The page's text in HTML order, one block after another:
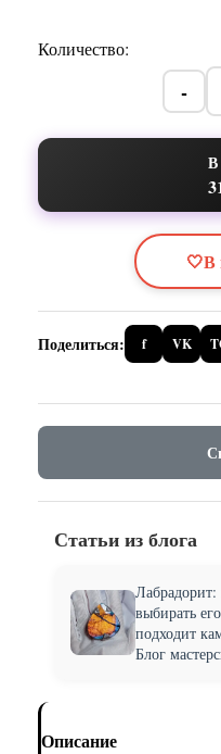
Количество:
-
В
🤍В
Поделиться: f VK
Статьи из блога
выбирать
подходит
Блог
Описание